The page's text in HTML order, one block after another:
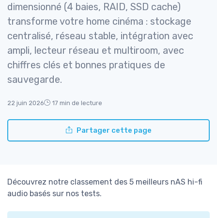
dimensionné (4 baies, RAID, SSD cache)
transforme votre home cinéma : stockage
centralisé, réseau stable, intégration avec
ampli, lecteur réseau et multiroom, avec
chiffres clés et bonnes pratiques de
sauvegarde.
22 juin 2026 17 min de lecture
Partager cette page
Découvrez notre classement des 5 meilleurs nAS hi-fi
audio basés sur nos tests.